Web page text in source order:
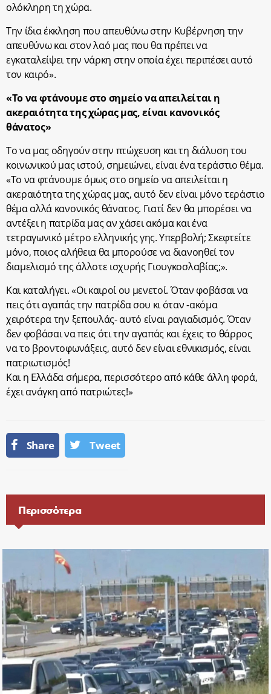
ολόκληρη τη χώρα.
Την ίδια έκκληση που απευθύνω στην Κυβέρνηση την
απευθύνω και στον λαό μας που θα πρέπει να
εγκαταλείψει την νάρκη στην οποία έχει περιπέσει αυτό
τον καιρό».
«Το να φτάνουμε στο σημείο να απειλείται η
ακεραιότητα της χώρας μας, είναι κανονικός
θάνατος»
Το να μας οδηγούν στην πτώχευση και τη διάλυση του
κοινωνικού μας ιστού, σημειώνει, είναι ένα τεράστιο θέμα.
«Το να φτάνουμε όμως στο σημείο να απειλείται η
ακεραιότητα της χώρας μας, αυτό δεν είναι μόνο τεράστιο
θέμα αλλά κανονικός θάνατος. Γιατί δεν θα μπορέσει να
αντέξει η πατρίδα μας αν χάσει ακόμα και ένα
τετραγωνικό μέτρο ελληνικής γης. Υπερβολή; Σκεφτείτε
μόνο, ποιος αλήθεια θα μπορούσε να διανοηθεί τον
διαμελισμό της άλλοτε ισχυρής Γιουγκοσλαβίας;».
Και καταλήγει. «Οι καιροί ου μενετοί. Όταν φοβάσαι να
πεις ότι αγαπάς την πατρίδα σου κι όταν -ακόμα
χειρότερα την ξεπουλάς- αυτό είναι ραγιαδισμός. Όταν
δεν φοβάσαι να πεις ότι την αγαπάς και έχεις το θάρρος
να το βροντοφωνάξεις, αυτό δεν είναι εθνικισμός, είναι
πατριωτισμός!
Και η Ελλάδα σήμερα, περισσότερο από κάθε άλλη φορά,
έχει ανάγκη από πατριώτες!»
Share Tweet
Περισσότερα